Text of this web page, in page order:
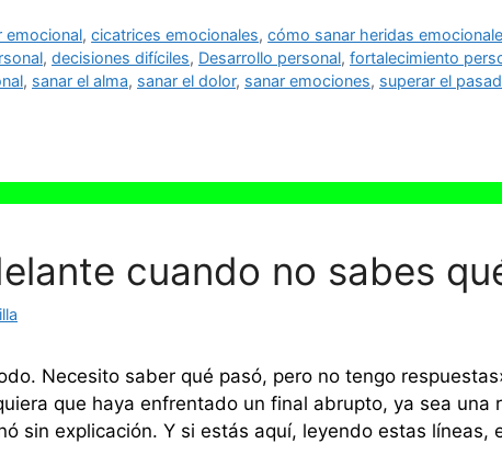
emocional,cicatrices emocionales,cómo sanar heridas
, decisiones difíciles, Desarrollo personal, fortalecimiento
, sanar el alma, sanar el dolor, sanar emociones, superar el
cuando no sabes
Necesito saber qué pasó, pero no tengo
que haya enfrentado un final abrupto, ya sea una
sin explicación. Y si estás aquí, leyendo estas líneas,